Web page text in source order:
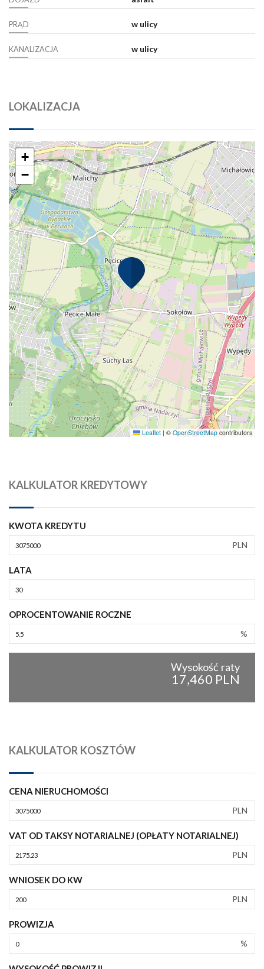
PRĄD w ulicy
KANALIZACJA w ulicy
LOKALIZACJA
+
−
Leaflet | © OpenStreetMap contributors
KALKULATOR KREDYTOWY
KWOTA KREDYTU
PLN
LATA
OPROCENTOWANIE ROCZNE
%
Wysokość raty
17,460 PLN
KALKULATOR KOSZTÓW
CENA NIERUCHOMOŚCI
PLN
VAT OD TAKSY NOTARIALNEJ (OPŁATY NOTARIALNEJ)
PLN
WNIOSEK DO KW
PLN
PROWIZJA
%